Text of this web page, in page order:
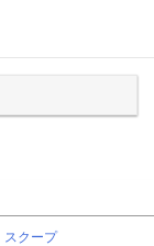
スクープ